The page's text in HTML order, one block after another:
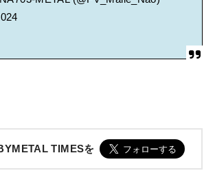
TIMESを